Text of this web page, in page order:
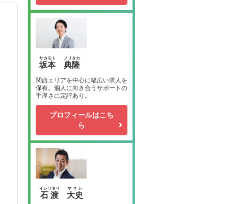
坂本
サカモト
典隆
ノリタカ
関西エリアを中心に幅広い求人を
保有。個人に向き合うサポートの
手厚さに定評あり。
プロフィールはこち
ら
石渡
イシワタリ
大史
マサシ